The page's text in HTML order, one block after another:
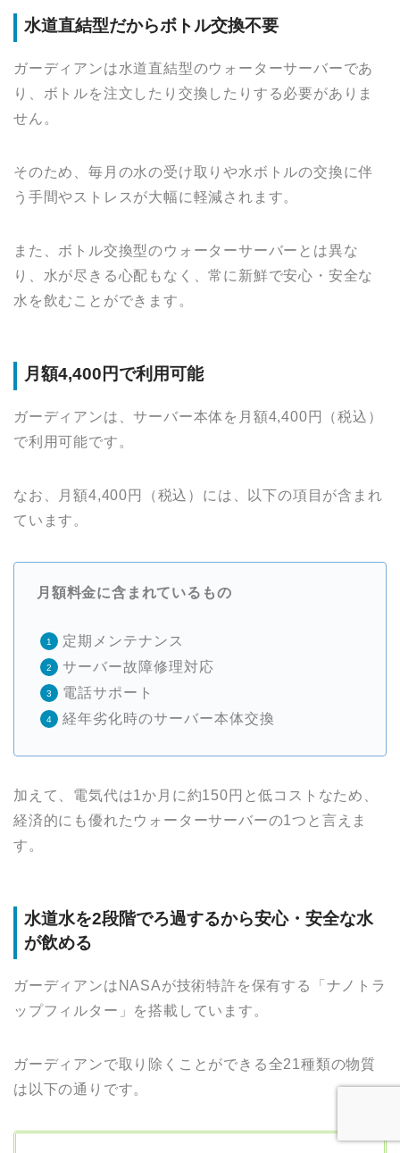
水道直結型だからボトル交換不要
ガーディアンは水道直結型のウォーターサーバーであ
り、ボトルを注文したり交換したりする必要がありま
せん。
そのため、毎月の水の受け取りや水ボトルの交換に伴
う手間やストレスが大幅に軽減されます。
また、ボトル交換型のウォーターサーバーとは異な
り、水が尽きる心配もなく、常に新鮮で安心・安全な
水を飲むことができます。
月額4,400円で利用可能
ガーディアンは、サーバー本体を月額4,400円（税込）
で利用可能です。
なお、月額4,400円（税込）には、以下の項目が含まれ
ています。
月額料金に含まれているもの
定期メンテナンス
サーバー故障修理対応
電話サポート
経年劣化時のサーバー本体交換
加えて、電気代は1か月に約150円と低コストなため、
経済的にも優れたウォーターサーバーの1つと言えま
す。
水道水を2段階でろ過するから安心・安全な水
が飲める
ガーディアンはNASAが技術特許を保有する「ナノトラ
ップフィルター」を搭載しています。
ガーディアンで取り除くことができる全21種類の物質
は以下の通りです。